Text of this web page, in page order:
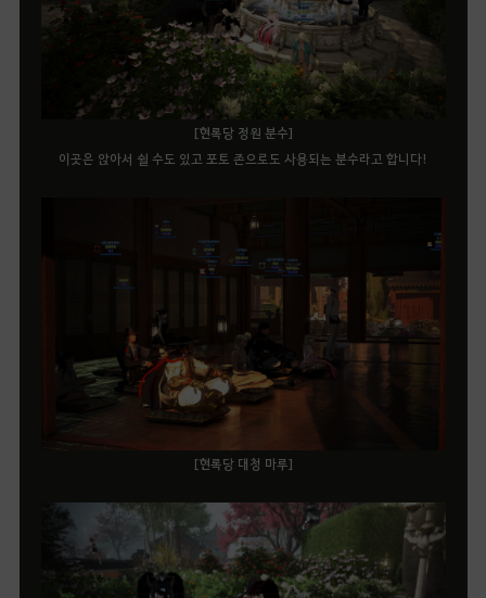
[현록당 정원 분수]
이곳은 앉아서 쉴 수도 있고 포토 존으로도 사용되는 분수라고 합니다!
[현록당 대청 마루]